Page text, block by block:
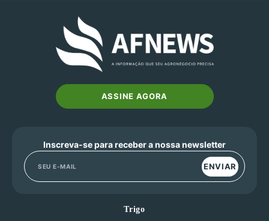
ASSINE AGORA
Inscreva-se para receber a nossa newsletter
ENVIAR
Trigo